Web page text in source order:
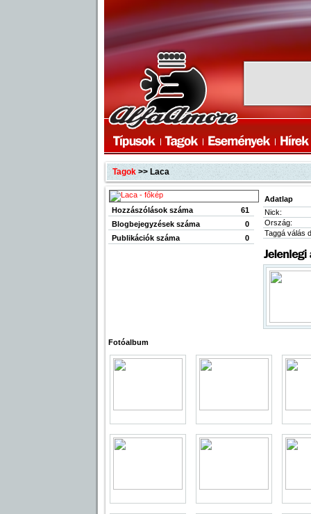
Tagok>> Laca
Hozzászólások száma
61
Blogbejegyzések száma
0
Publikációk száma
0
Adatlap
Nick:
Ország:
Taggá válás
Fotóalbum